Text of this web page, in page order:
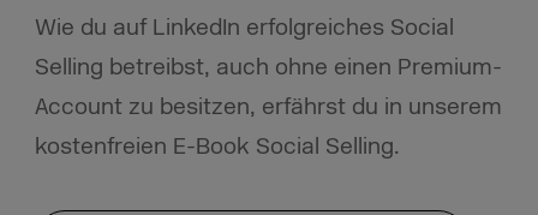
Wie du auf LinkedIn erfolgreiches Social
Selling betreibst, auch ohne einen Premium-
Account zu besitzen, erfährst du in unserem
kostenfreien E-Book Social Selling.